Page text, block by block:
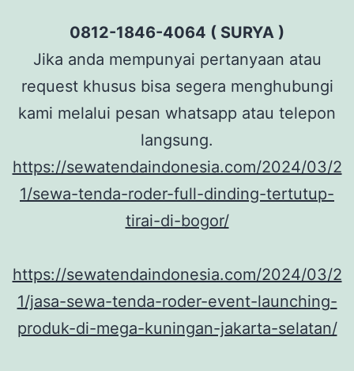
0812-1846-4064 ( SURYA )
Jika anda mempunyai pertanyaan atau
request khusus bisa segera menghubungi
kami melalui pesan whatsapp atau telepon
langsung.
https://sewatendaindonesia.com/2024/03/2
1/sewa-tenda-roder-full-dinding-tertutup-
tirai-di-bogor/
https://sewatendaindonesia.com/2024/03/2
1/jasa-sewa-tenda-roder-event-launching-
produk-di-mega-kuningan-jakarta-selatan/